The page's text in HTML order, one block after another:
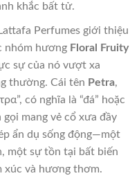
khắc bất tử.
Perfumes giới thiệu
nhóm hương Floral Fruity
sự của nó vượt xa
thường. Cái tên Petra,
có nghĩa là “đá” hoặc
gọi mang vẻ cổ xưa đầy
ẩn dụ sống động—một
một sự tồn tại bất biến
xúc và hương thơm.